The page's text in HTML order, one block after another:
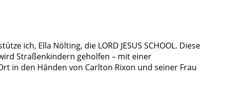
ich, Ella Nölting, die LORD JESUS SCHOOL. Diese
Straßenkindern geholfen – mit einer
in den Händen von Carlton Rixon und seiner Frau